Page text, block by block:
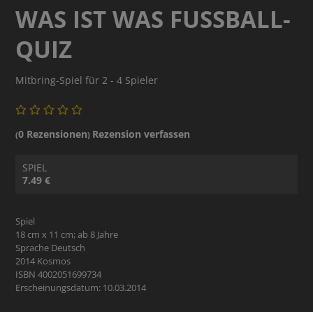
WAS IST WAS FUSSBALL-Q
UIZ
Mitbring-Spiel für 2 - 4 Spieler
(0 Rezensionen) Rezension verfassen
SPIEL
7.49 €
Spiel
18 cm x 11 cm; ab 8 Jahre
Sprache Deutsch
2014 Kosmos
ISBN 4002051699734
Erscheinungsdatum: 10.03.2014